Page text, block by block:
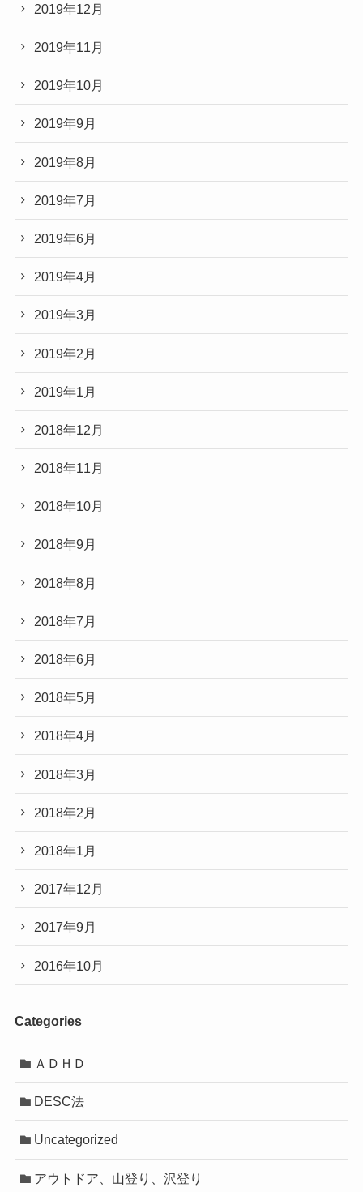
2019年12月
2019年11月
2019年10月
2019年9月
2019年8月
2019年7月
2019年6月
2019年4月
2019年3月
2019年2月
2019年1月
2018年12月
2018年11月
2018年10月
2018年9月
2018年8月
2018年7月
2018年6月
2018年5月
2018年4月
2018年3月
2018年2月
2018年1月
2017年12月
2017年9月
2016年10月
Categories
ＡＤＨＤ
DESC法
Uncategorized
アウトドア、山登り、沢登り